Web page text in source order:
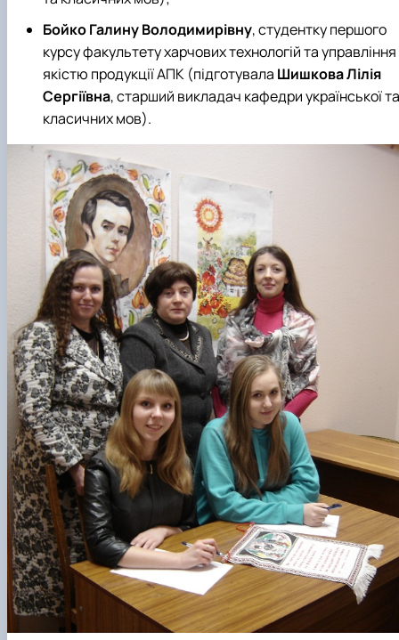
Бойко Галину Володимирівну, студентку першого
курсу факультету харчових технологій та управління
якістю продукції АПК (підготувала Шишкова Лілія
Сергіївна, старший викладач кафедри української та
класичних мов).